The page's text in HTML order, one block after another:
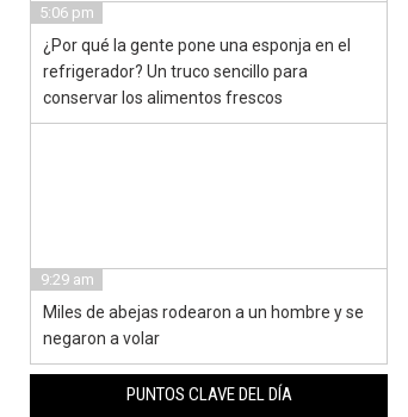
5:06 pm
¿Por qué la gente pone una esponja en el
refrigerador? Un truco sencillo para
conservar los alimentos frescos
9:29 am
Miles de abejas rodearon a un hombre y se
negaron a volar
PUNTOS CLAVE DEL DÍA